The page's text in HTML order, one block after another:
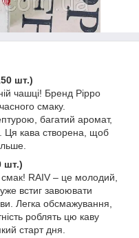
шт.)
чашці! Бренд Pippo
смаку.
багатий аромат,
Ця кава створена, щоб
шт.)
смак! RAIV – це молодий,
встиг завоювати
Легка обсмажування,
роблять цю каву
старт дня.